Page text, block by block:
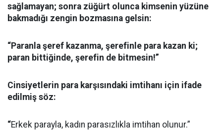
sağlamayan; sonra züğürt olunca kimsenin yüzüne
bakmadığı zengin bozmasına gelsin:
“Paranla şeref kazanma, şerefinle para kazan ki;
paran bittiğinde, şerefin de bitmesin!”
Cinsiyetlerin para karşısındaki imtihanı için ifade
edilmiş söz:
“Erkek parayla, kadın parasızlıkla imtihan olunur.”